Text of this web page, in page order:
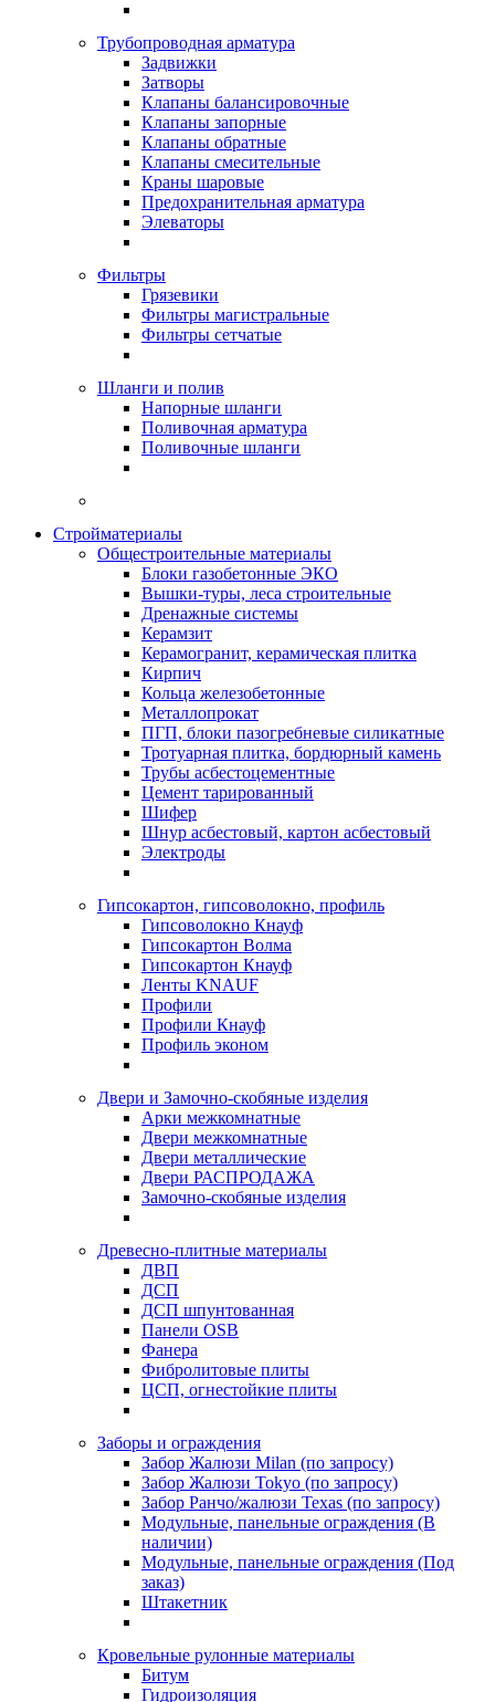
Трубопроводная арматура
Задвижки
Затворы
Клапаны балансировочные
Клапаны запорные
Клапаны обратные
Клапаны смесительные
Краны шаровые
Предохранительная арматура
Элеваторы
Фильтры
Грязевики
Фильтры магистральные
Фильтры сетчатые
Шланги и полив
Напорные шланги
Поливочная арматура
Поливочные шланги
Стройматериалы
Oбщестроительные материалы
Блоки газобетонные ЭКО
Вышки-туры, леса строительные
Дренажные системы
Керамзит
Керамогранит, керамическая плитка
Кирпич
Кольца железобетонные
Металлопрокат
ПГП, блоки пазогребневые силикатные
Тротуарная плитка, бордюрный камень
Трубы асбестоцементные
Цемент тарированный
Шифер
Шнур асбестовый, картон асбестовый
Электроды
Гипсокартон, гипсоволокно, профиль
Гипсоволокно Кнауф
Гипсокартон Волма
Гипсокартон Кнауф
Ленты KNAUF
Профили
Профили Кнауф
Профиль эконом
Двери и Замочно-скобяные изделия
Арки межкомнатные
Двери межкомнатные
Двери металлические
Двери РАСПРОДАЖА
Замочно-скобяные изделия
Древесно-плитные материалы
ДВП
ДСП
ДСП шпунтованная
Панели OSB
Фанера
Фибролитовые плиты
ЦСП, огнестойкие плиты
Заборы и ограждения
Забор Жалюзи Milan (по запросу)
Забор Жалюзи Tokyo (по запросу)
Забор Ранчо/жалюзи Texas (по запросу)
Модульные, панельные ограждения (В
наличии)
Модульные, панельные ограждения (Под
заказ)
Штакетник
Кровельные рулонные материалы
Битум
Гидроизоляция